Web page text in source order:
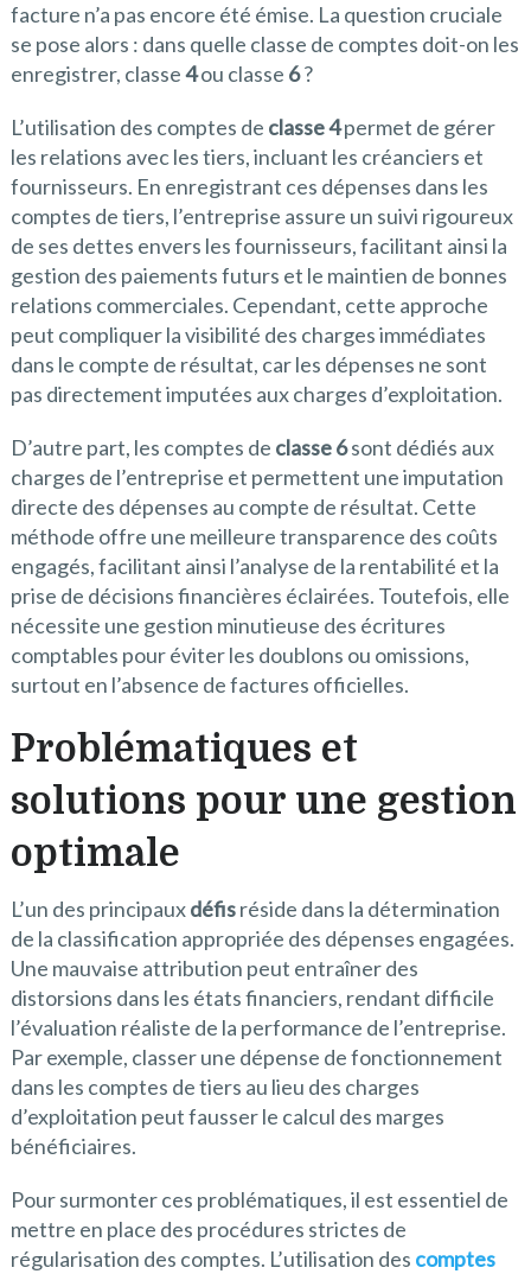
facture n’a pas encore été émise. La question cruciale
se pose alors : dans quelle classe de comptes doit-on les
enregistrer, classe4ou classe 6?
L’utilisation des comptes de classe 4permet de gérer
les relations avec les tiers, incluant les créanciers et
fournisseurs. En enregistrant ces dépenses dans les
comptes de tiers, l’entreprise assure un suivi rigoureux
de ses dettes envers les fournisseurs, facilitant ainsi la
gestion des paiements futurs et le maintien de bonnes
relations commerciales. Cependant, cette approche
peut compliquer la visibilité des charges immédiates
dans le compte de résultat, car les dépenses ne sont
pas directement imputées aux charges d’exploitation.
D’autre part, les comptes de classe 6sont dédiés aux
charges de l’entreprise et permettent une imputation
directe des dépenses au compte de résultat. Cette
méthode offre une meilleure transparence des coûts
engagés, facilitant ainsi l’analyse de la rentabilité et la
prise de décisions financières éclairées. Toutefois, elle
nécessite une gestion minutieuse des écritures
comptables pour éviter les doublons ou omissions,
surtout en l’absence de factures officielles.
Problématiques et
solutions pour une gestion
optimale
L’un des principauxdéfisréside dans la détermination
de la classification appropriée des dépenses engagées.
Une mauvaise attribution peut entraîner des
distorsions dans les états financiers, rendant difficile
l’évaluation réaliste de la performance de l’entreprise.
Par exemple, classer une dépense de fonctionnement
dans les comptes de tiers au lieu des charges
d’exploitation peut fausser le calcul des marges
bénéficiaires.
Pour surmonter ces problématiques, il est essentiel de
mettre en place des procédures strictes de
régularisation des comptes. L’utilisation des comptes